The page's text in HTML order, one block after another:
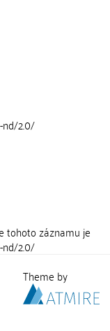
2.0/
tohoto záznamu je
2.0/
Theme by